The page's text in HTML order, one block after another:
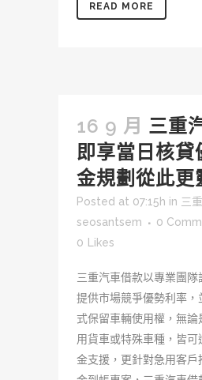
READ MORE
16 9 月 三重
即享當日核貸
金規劃從此更
Posted at 07:15h in 三
seosantsem
0
0 Likes
三重汽車借款以專業團隊
提供市場競爭優勢利率，
式保留車輛使用權，無論
用貨車或特殊車種，皆
金支援，更針對急用客